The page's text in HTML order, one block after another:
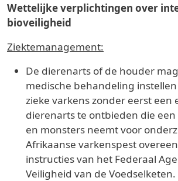
Wettelijke verplichtingen over
bioveiligheid
Ziektemanagement:
De dierenarts of de houder
medische behandeling
zieke varkens zonder eerst een
dierenarts te ontbieden die
en monsters neemt voor
Afrikaanse varkenspest
instructies van het Federaal
Veiligheid van de Voedselketen.